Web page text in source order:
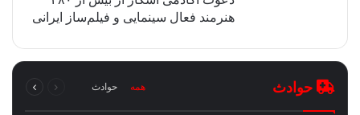
هنرمند فعال سینمایی و فیلم‌ساز ایرانی
حوادث همه حوادث
صفحه